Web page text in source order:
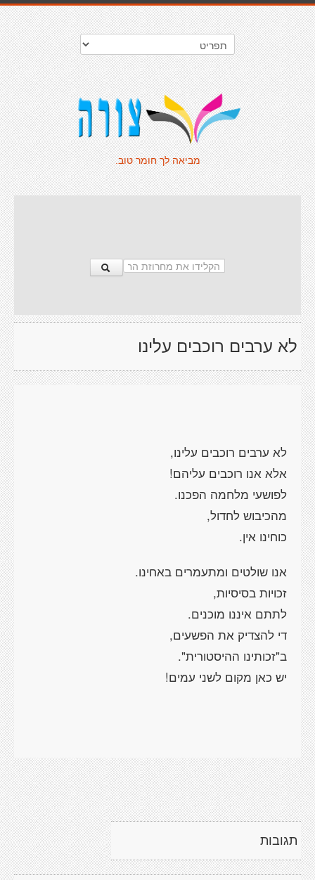
מביאה לך חומר טוב.
לא ערבים רוכבים עלינו
לא ערבים רוכבים עלינו,
אלא אנו רוכבים עליהם!
לפושעי מלחמה הפכנו.
מהכיבוש לחדול,
כוחינו אין.
אנו שולטים ומתעמרים באחינו.
זכויות בסיסיות,
לתתם איננו מוכנים.
די להצדיק את הפשעים,
ב"זכותינו ההיסטורית".
יש כאן מקום לשני עמים!
תגובות